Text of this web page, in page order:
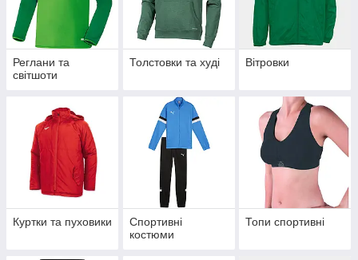
Реглани та
світшоти
Толстовки та худі Вітровки
Куртки та пуховики
Спортивні
костюми
Топи спортивні